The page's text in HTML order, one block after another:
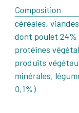
Composition
céréales,
dont poulet
protéines
produits
minérales,
0,1%)